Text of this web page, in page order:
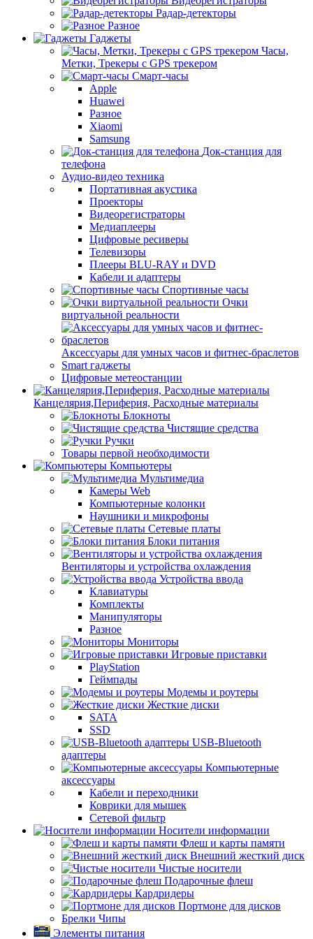
Радар-детекторы
Разное
Гаджеты
Часы,
Метки, Трекеры с GPS трекером
Смарт-часы
Apple
Huawei
Разное
Xiaomi
Samsung
Док-станция для
телефона
Аудио-видео техника
Портативная акустика
Проекторы
Видеорегистраторы
Медиаплееры
Цифровые ресиверы
Телевизоры
Плееры BLU-RAY и DVD
Кабели и адаптеры
Спортивные часы
Очки
виртуальной реальности
Аксессуары для умных часов и фитнес-браслетов
Smart гаджеты
Цифровые метеостанции
Канцелярия,Периферия, Расходные материалы
Блокноты
Чистящие средства
Ручки
Товары первой необходимости
Компьютеры
Мультимедиа
Камеры Web
Компьютерные колонки
Наушники и микрофоны
Сетевые платы
Блоки питания
Вентиляторы и устройства охлаждения
Устройства ввода
Клавиатуры
Комплекты
Манипуляторы
Разное
Мониторы
Игровые приставки
PlayStation
Геймпады
Модемы и роутеры
Жесткие диски
SATA
SSD
USB-Bluetooth
адаптеры
Компьютерные
аксессуары
Кабели и переходники
Коврики для мышек
Сетевой фильтр
Носители информации
Флеш и карты памяти
Внешний жесткий диск
Чистые носители
Подарочные флеш
Кардридеры
Портмоне для дисков
Брелки Чипы
Элементы питания